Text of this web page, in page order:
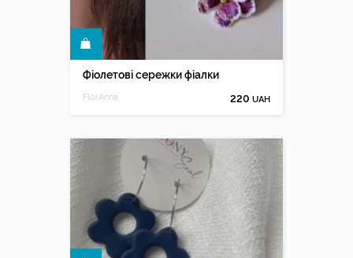
Фіолетові сережки фіалки
FlorAnna 220 UAH